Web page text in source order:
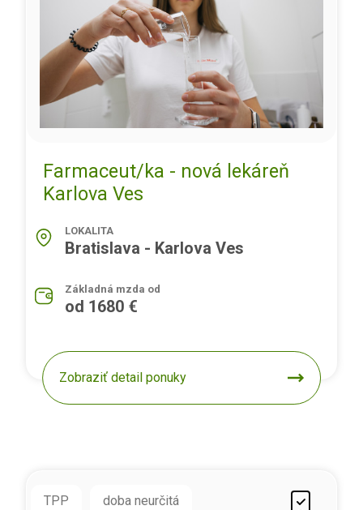
Farmaceut/ka - nová lekáreň
Karlova Ves
LOKALITA
Bratislava - Karlova Ves
Základná mzda od
od 1680 €
Zobraziť detail ponuky
TPP doba neurčitá